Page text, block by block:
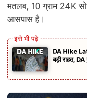
मतलब, 10 ग्राम 24K
आसपास है।
DA Hike
बड़ी राहत,